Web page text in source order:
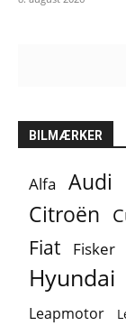
BILMÆRKER
Alfa Audi
Citroën
Fiat Fisker
Hyundai
Leapmotor